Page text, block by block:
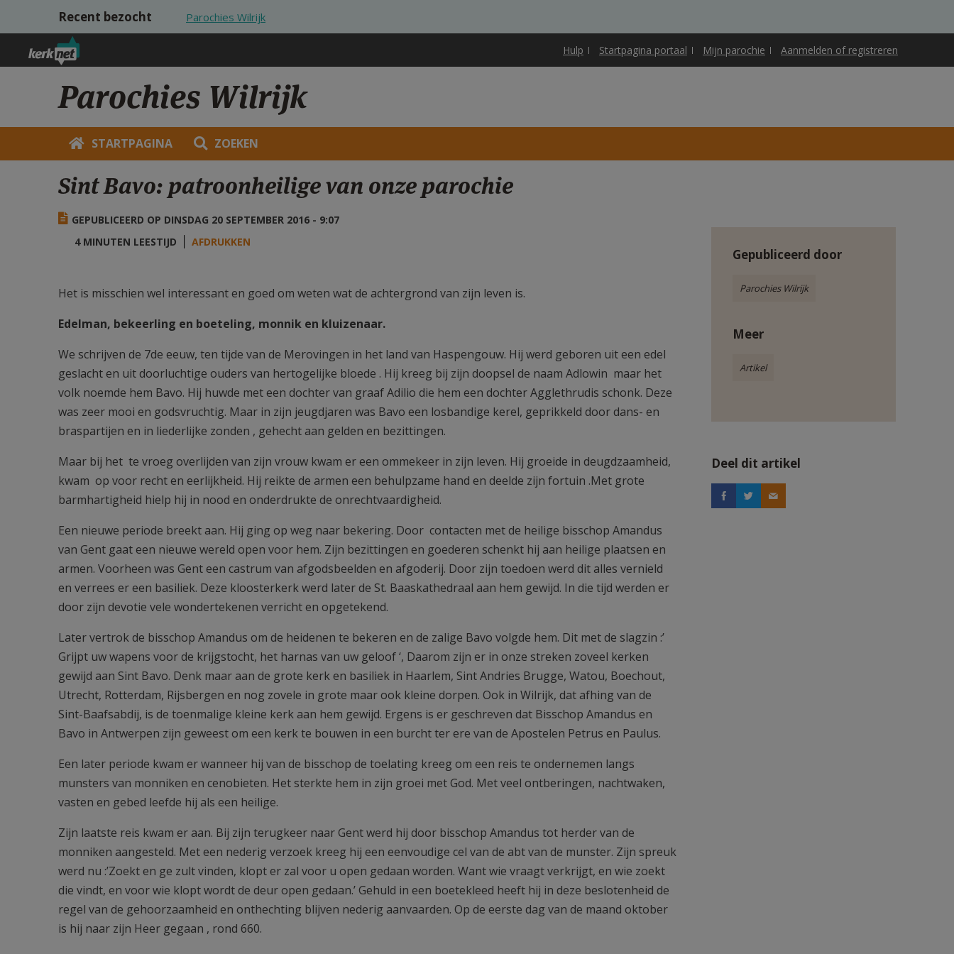
Overslaan en naar de inhoud gaan
Recent bezocht Parochies Wilrijk
Hulp Startpagina portaal Mijn parochie Aanmelden of registreren
Parochies Wilrijk
STARTPAGINA ZOEKEN
Sint Bavo: patroonheilige van onze parochie
GEPUBLICEERD OP DINSDAG 20 SEPTEMBER 2016 - 9:07
4 MINUTEN LEESTIJD
AFDRUKKEN
Het is misschien wel interessant en goed om weten wat de achtergrond van zijn leven is.
Edelman, bekeerling en boeteling, monnik en kluizenaar.
We schrijven de 7de eeuw, ten tijde van de Merovingen in het land van Haspengouw. Hij werd geboren uit een edel
geslacht en uit doorluchtige ouders van hertogelijke bloede . Hij kreeg bij zijn doopsel de naam Adlowin maar het
volk noemde hem Bavo. Hij huwde met een dochter van graaf Adilio die hem een dochter Agglethrudis schonk. Deze
was zeer mooi en godsvruchtig. Maar in zijn jeugdjaren was Bavo een losbandige kerel, geprikkeld door dans- en
braspartijen en in liederlijke zonden , gehecht aan gelden en bezittingen.
Maar bij het te vroeg overlijden van zijn vrouw kwam er een ommekeer in zijn leven. Hij groeide in deugdzaamheid,
kwam op voor recht en eerlijkheid. Hij reikte de armen een behulpzame hand en deelde zijn fortuin .Met grote
barmhartigheid hielp hij in nood en onderdrukte de onrechtvaardigheid.
Een nieuwe periode breekt aan. Hij ging op weg naar bekering. Door contacten met de heilige bisschop Amandus
van Gent gaat een nieuwe wereld open voor hem. Zijn bezittingen en goederen schenkt hij aan heilige plaatsen en
armen. Voorheen was Gent een castrum van afgodsbeelden en afgoderij. Door zijn toedoen werd dit alles vernield
en verrees er een basiliek. Deze kloosterkerk werd later de St. Baaskathedraal aan hem gewijd. In die tijd werden er
door zijn devotie vele wondertekenen verricht en opgetekend.
Later vertrok de bisschop Amandus om de heidenen te bekeren en de zalige Bavo volgde hem. Dit met de slagzin :’
Grijpt uw wapens voor de krijgstocht, het harnas van uw geloof ‘, Daarom zijn er in onze streken zoveel kerken
gewijd aan Sint Bavo. Denk maar aan de grote kerk en basiliek in Haarlem, Sint Andries Brugge, Watou, Boechout,
Utrecht, Rotterdam, Rijsbergen en nog zovele in grote maar ook kleine dorpen. Ook in Wilrijk, dat afhing van de
Sint-Baafsabdij, is de toenmalige kleine kerk aan hem gewijd. Ergens is er geschreven dat Bisschop Amandus en
Bavo in Antwerpen zijn geweest om een kerk te bouwen in een burcht ter ere van de Apostelen Petrus en Paulus.
Een later periode kwam er wanneer hij van de bisschop de toelating kreeg om een reis te ondernemen langs
munsters van monniken en cenobieten. Het sterkte hem in zijn groei met God. Met veel ontberingen, nachtwaken,
vasten en gebed leefde hij als een heilige.
Zijn laatste reis kwam er aan. Bij zijn terugkeer naar Gent werd hij door bisschop Amandus tot herder van de
monniken aangesteld. Met een nederig verzoek kreeg hij een eenvoudige cel van de abt van de munster. Zijn spreuk
werd nu :’Zoekt en ge zult vinden, klopt er zal voor u open gedaan worden. Want wie vraagt verkrijgt, en wie zoekt
die vindt, en voor wie klopt wordt de deur open gedaan.’ Gehuld in een boetekleed heeft hij in deze beslotenheid de
regel van de gehoorzaamheid en onthechting blijven nederig aanvaarden. Op de eerste dag van de maand oktober
is hij naar zijn Heer gegaan , rond 660.
Gepubliceerd door
Parochies Wilrijk
Meer
Artikel
Deel dit artikel